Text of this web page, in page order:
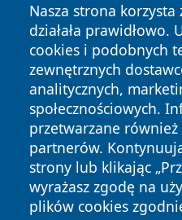
Nasza strona
działała prawidłowo.
cookies i podobnych
zewnętrznych
analitycznych,
społecznościowych.
przetwarzane również
partnerów.
strony lub klikając
wyrażasz zgodę na
plików cookies
Copyright © 2026
News Autorzy
Polityka